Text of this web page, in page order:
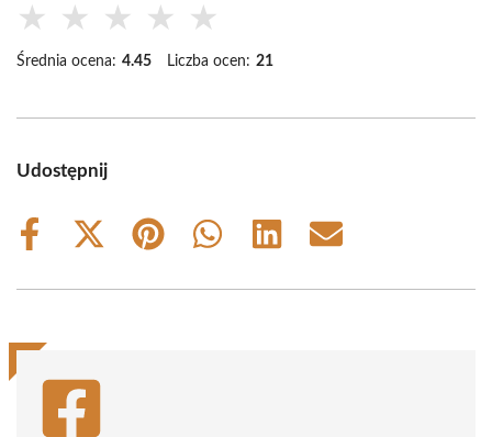
★ ★ ★ ★ ★
Średnia ocena: 4.45 Liczba ocen: 21
Udostępnij
Share
Share
(Twitter)
Share
Share
Share
Share